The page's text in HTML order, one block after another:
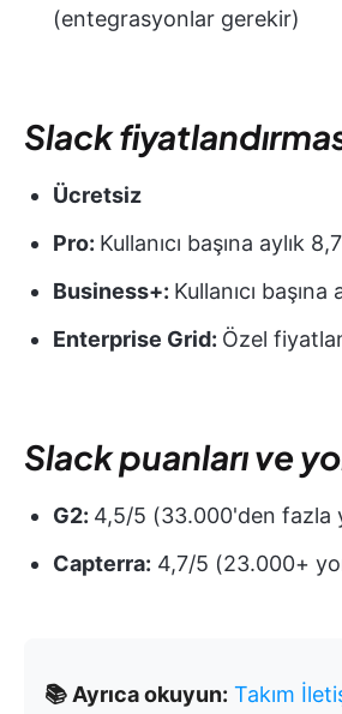
(entegrasyonlar gerekir)
Slack
Ücretsiz
Pro: Kullanıcı başına aylık
Business+: Kullanıcı başına
Enterprise Grid: Özel
Slack puanları ve
G2: 4,5/5 (33.000'den fazla
Capterra: 4,7/5 (23.000+
📚 Ayrıca okuyun: Takım